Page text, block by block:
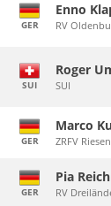
GER
Enno
RV
SUI
Roger
SUI
GER
Marco
ZRFV
GER
Pia Reich
RV